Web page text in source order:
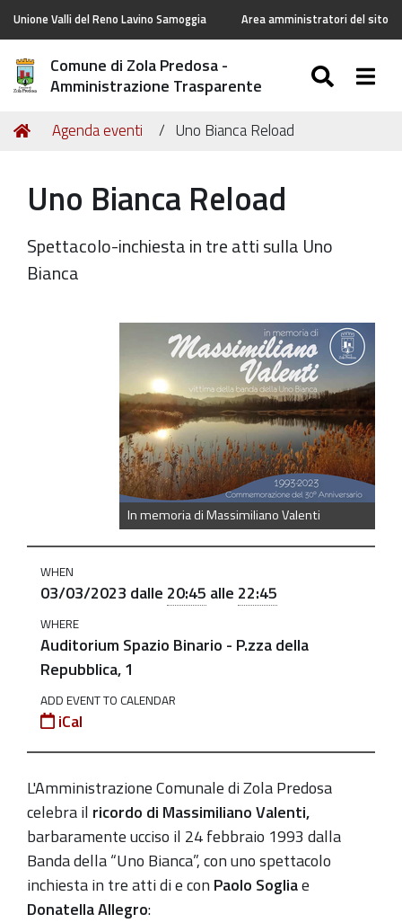
Unione Valli del Reno Lavino Samoggia Area amministratori del sito
Comune di Zola Predosa -
Amministrazione Trasparente
Tu
Home
Agenda eventi Uno Bianca Reload
Uno Bianca Reload
Spettacolo-inchiesta in tre atti sulla Uno
Bianca
In memoria di Massimiliano Valenti
https://old.comune.zolapredosa.bo.it/events/uno-
03T20:45:00+01:00
2023-
03-
03T22:45:00+01:00
Spettacolo-
inchiesta
tre
atti
Uno
Bianca
WHEN
03/03/2023 dalle 20:45 alle 22:45
WHERE
Auditorium Spazio Binario - P.zza della
Repubblica, 1
ADD EVENT TO CALENDAR
iCal
L'Amministrazione Comunale di Zola Predosa
celebra il ricordo di Massimiliano Valenti,
barbaramente ucciso il 24 febbraio 1993 dalla
Banda della “Uno Bianca”, con uno spettacolo
inchiesta in tre atti di e con Paolo Sogliae
Donatella Allegro: